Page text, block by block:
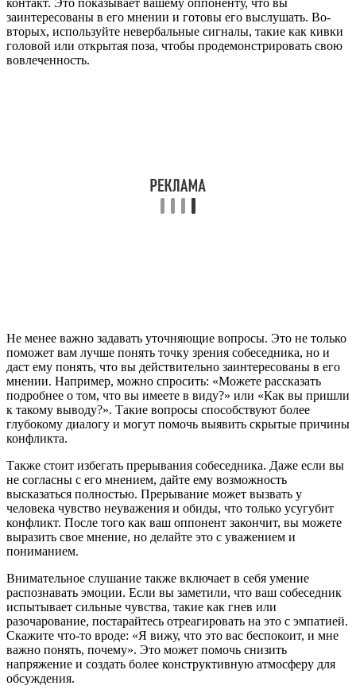
заинтересованы в его мнении и готовы его выслушать. Во-
вторых, используйте невербальные сигналы, такие как кивки
головой или открытая поза, чтобы продемонстрировать свою
вовлеченность.
Не менее важно задавать уточняющие вопросы. Это не только
поможет вам лучше понять точку зрения собеседника, но и
даст ему понять, что вы действительно заинтересованы в его
мнении. Например, можно спросить: «Можете рассказать
подробнее о том, что вы имеете в виду?» или «Как вы пришли
к такому выводу?». Такие вопросы способствуют более
глубокому диалогу и могут помочь выявить скрытые причины
конфликта.
Также стоит избегать прерывания собеседника. Даже если вы
не согласны с его мнением, дайте ему возможность
высказаться полностью. Прерывание может вызвать у
человека чувство неуважения и обиды, что только усугубит
конфликт. После того как ваш оппонент закончит, вы можете
выразить свое мнение, но делайте это с уважением и
пониманием.
Внимательное слушание также включает в себя умение
распознавать эмоции. Если вы заметили, что ваш собеседник
испытывает сильные чувства, такие как гнев или
разочарование, постарайтесь отреагировать на это с эмпатией.
Скажите что-то вроде: «Я вижу, что это вас беспокоит, и мне
важно понять, почему». Это может помочь снизить
напряжение и создать более конструктивную атмосферу для
обсуждения.